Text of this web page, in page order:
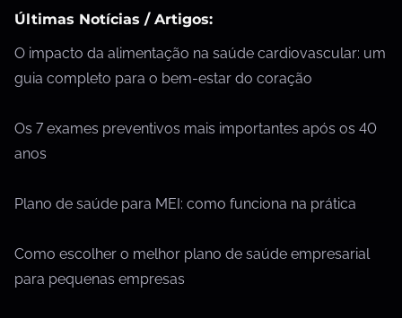
Últimas Notícias / Artigos:
O impacto da alimentação na saúde cardiovascular: um
guia completo para o bem-estar do coração
Os 7 exames preventivos mais importantes após os 40
anos
Plano de saúde para MEI: como funciona na prática
Como escolher o melhor plano de saúde empresarial
para pequenas empresas